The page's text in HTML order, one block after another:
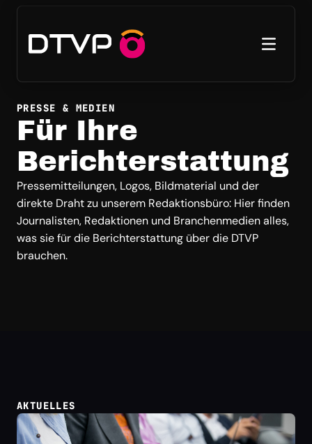
PRESSE & MEDIEN
Für Ihre
Berichterstattung
Pressemitteilungen, Logos, Bildmaterial und der
direkte Draht zu unserem Redaktionsbüro: Hier finden
Journalisten, Redaktionen und Branchenmedien alles,
was sie für die Berichterstattung über die DTVP
brauchen.
AKTUELLES